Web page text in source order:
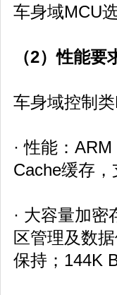
车身域MCU选
（2）性能要
车身域控制
· 性能：
Cache缓存
· 大容量加
区管理及数
保持；144K